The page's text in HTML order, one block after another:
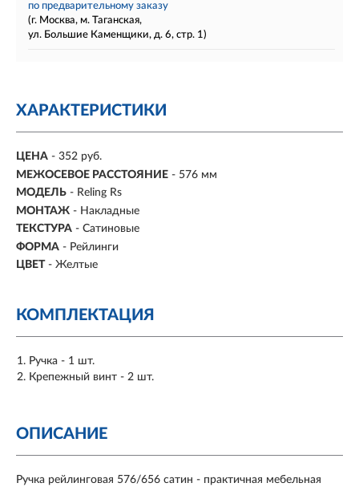
по предварительному заказу
(г. Москва, м. Таганская,
ул. Большие Каменщики, д. 6, стр. 1)
ХАРАКТЕРИСТИКИ
ЦЕНА - 352 руб.
МЕЖОСЕВОЕ РАССТОЯНИЕ - 576 мм
МОДЕЛЬ - Reling Rs
МОНТАЖ - Накладные
ТЕКСТУРА - Сатиновые
ФОРМА - Рейлинги
ЦВЕТ - Желтые
КОМПЛЕКТАЦИЯ
Ручка - 1 шт.
Крепежный винт - 2 шт.
ОПИСАНИЕ
Ручка рейлинговая 576/656 сатин - практичная мебельная